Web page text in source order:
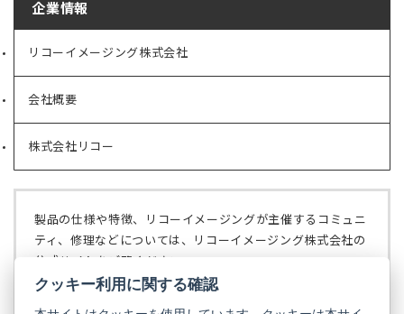
企業情報
リコーイメージング株式会社
（新
タ
ブ
で
開
く）
会社概要
（新
タ
ブ
で
く）
株式会社リコー
（新
ブ
で
開
製品の仕様や特徴、リコーイメージングが主催するコミュニ
ティ、修理などについては、リコーイメージング株式会社の
公式サイトをご覧ください。
リコーイメージング株式会社の公式サイト
（新
し
クッキー利用に関する確認